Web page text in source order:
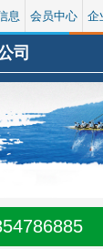
息 会员中心 企
司